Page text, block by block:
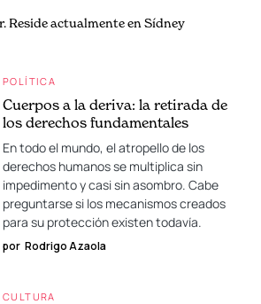
Reside actualmente en Sídney
POLÍTICA
Cuerpos a la deriva: la retirada de
los derechos fundamentales
En todo el mundo, el atropello de los
derechos humanos se multiplica sin
impedimento y casi sin asombro. Cabe
preguntarse si los mecanismos creados
para su protección existen todavía.
por Rodrigo Azaola
CULTURA